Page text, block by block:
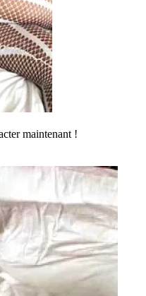
maintenant !